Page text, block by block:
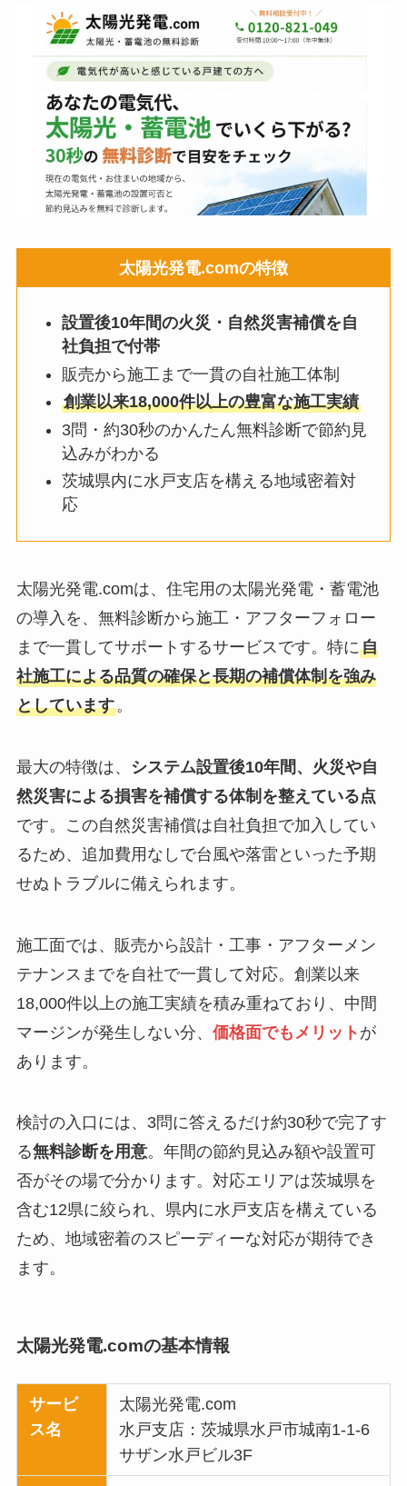
太陽光発電.comの特徴
設置後10年間の火災・自然災害補償を自
社負担で付帯
販売から施工まで一貫の自社施工体制
創業以来18,000件以上の豊富な施工実績
3問・約30秒のかんたん無料診断で節約見
込みがわかる
茨城県内に水戸支店を構える地域密着対
応
太陽光発電.comは、住宅用の太陽光発電・蓄電池
の導入を、無料診断から施工・アフターフォロー
まで一貫してサポートするサービスです。特に自
社施工による品質の確保と長期の補償体制を強み
としています。
最大の特徴は、
システム設置後10年間、火災や自
然災害による損害を補償する体制を整えている点
です。この自然災害補償は自社負担で加入してい
るため、追加費用なしで台風や落雷といった予期
せぬトラブルに備えられます。
施工面では、販売から設計・工事・アフターメン
テナンスまでを自社で一貫して対応。創業以来
18,000件以上の施工実績を積み重ねており、中間
マージンが発生しない分、 価格面でもメリット が
あります。
検討の入口には、3問に答えるだけ約30秒で完了す
る無料診断を用意。年間の節約見込み額や設置可
否がその場で分かります。対応エリアは茨城県を
含む12県に絞られ、県内に水戸支店を構えている
ため、地域密着のスピーディーな対応が期待でき
ます。
太陽光発電.comの基本情報
サービ
ス名
太陽光発電.com
水戸支店：茨城県水戸市城南1-1-6
サザン水戸ビル3F